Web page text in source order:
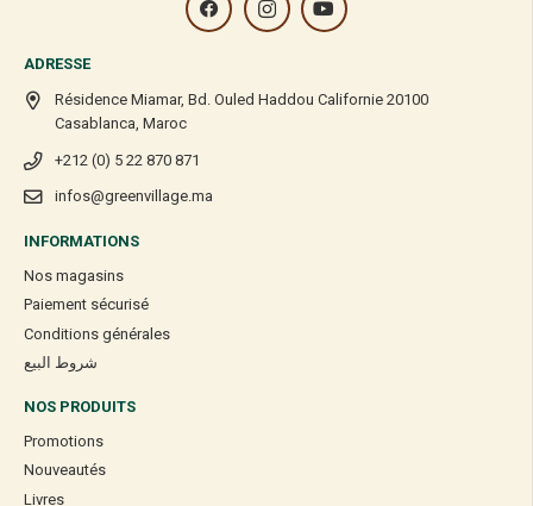
ADRESSE
Résidence Miamar, Bd. Ouled Haddou Californie 20100
Casablanca, Maroc
+212 (0) 5 22 870 871
infos@greenvillage.ma
INFORMATIONS
Nos magasins
Paiement sécurisé
Conditions générales
شروط البيع
NOS PRODUITS
Promotions
Nouveautés
Livres